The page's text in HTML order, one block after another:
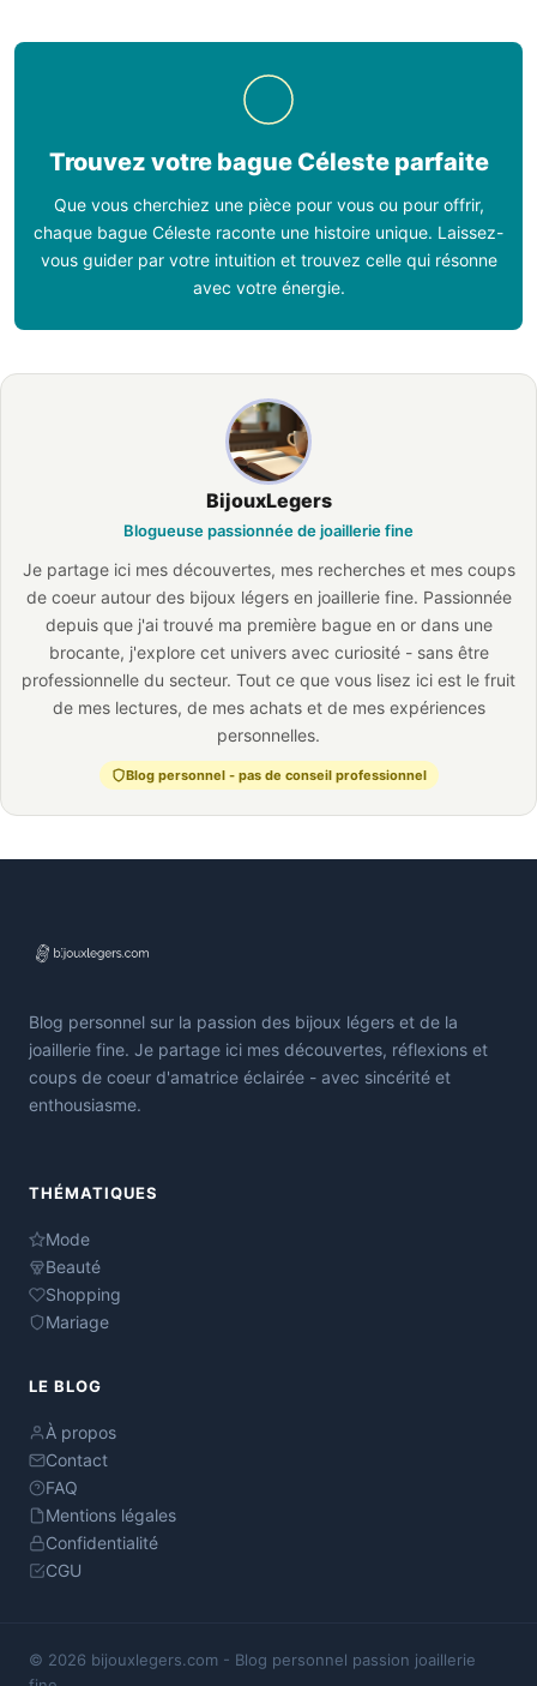
Trouvez votre bague Céleste parfaite
Que vous cherchiez une pièce pour vous ou pour offrir,
chaque bague Céleste raconte une histoire unique. Laissez-
vous guider par votre intuition et trouvez celle qui résonne
avec votre énergie.
BijouxLegers
Blogueuse passionnée de joaillerie fine
Je partage ici mes découvertes, mes recherches et mes coups
de coeur autour des bijoux légers en joaillerie fine. Passionnée
depuis que j'ai trouvé ma première bague en or dans une
brocante, j'explore cet univers avec curiosité - sans être
professionnelle du secteur. Tout ce que vous lisez ici est le fruit
de mes lectures, de mes achats et de mes expériences
personnelles.
Blog personnel - pas de conseil professionnel
Blog personnel sur la passion des bijoux légers et de la
joaillerie fine. Je partage ici mes découvertes, réflexions et
coups de coeur d'amatrice éclairée - avec sincérité et
enthousiasme.
THÉMATIQUES
Mode
Beauté
Shopping
Mariage
LE BLOG
À propos
Contact
FAQ
Mentions légales
Confidentialité
CGU
© 2026 bijouxlegers.com - Blog personnel passion joaillerie